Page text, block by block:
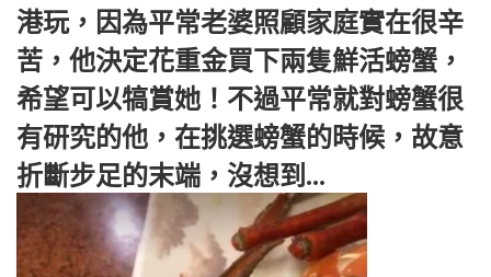
港玩，因為平常老婆照顧家庭實在很辛
苦，他決定花重金買下兩隻鮮活螃蟹，
希望可以犒賞她！不過平常就對螃蟹很
有研究的他，在挑選螃蟹的時候，故意
折斷步足的末端，沒想到...